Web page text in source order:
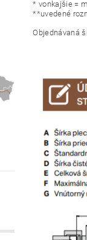
* vonkajšie =
**uvedené
Objednávaná